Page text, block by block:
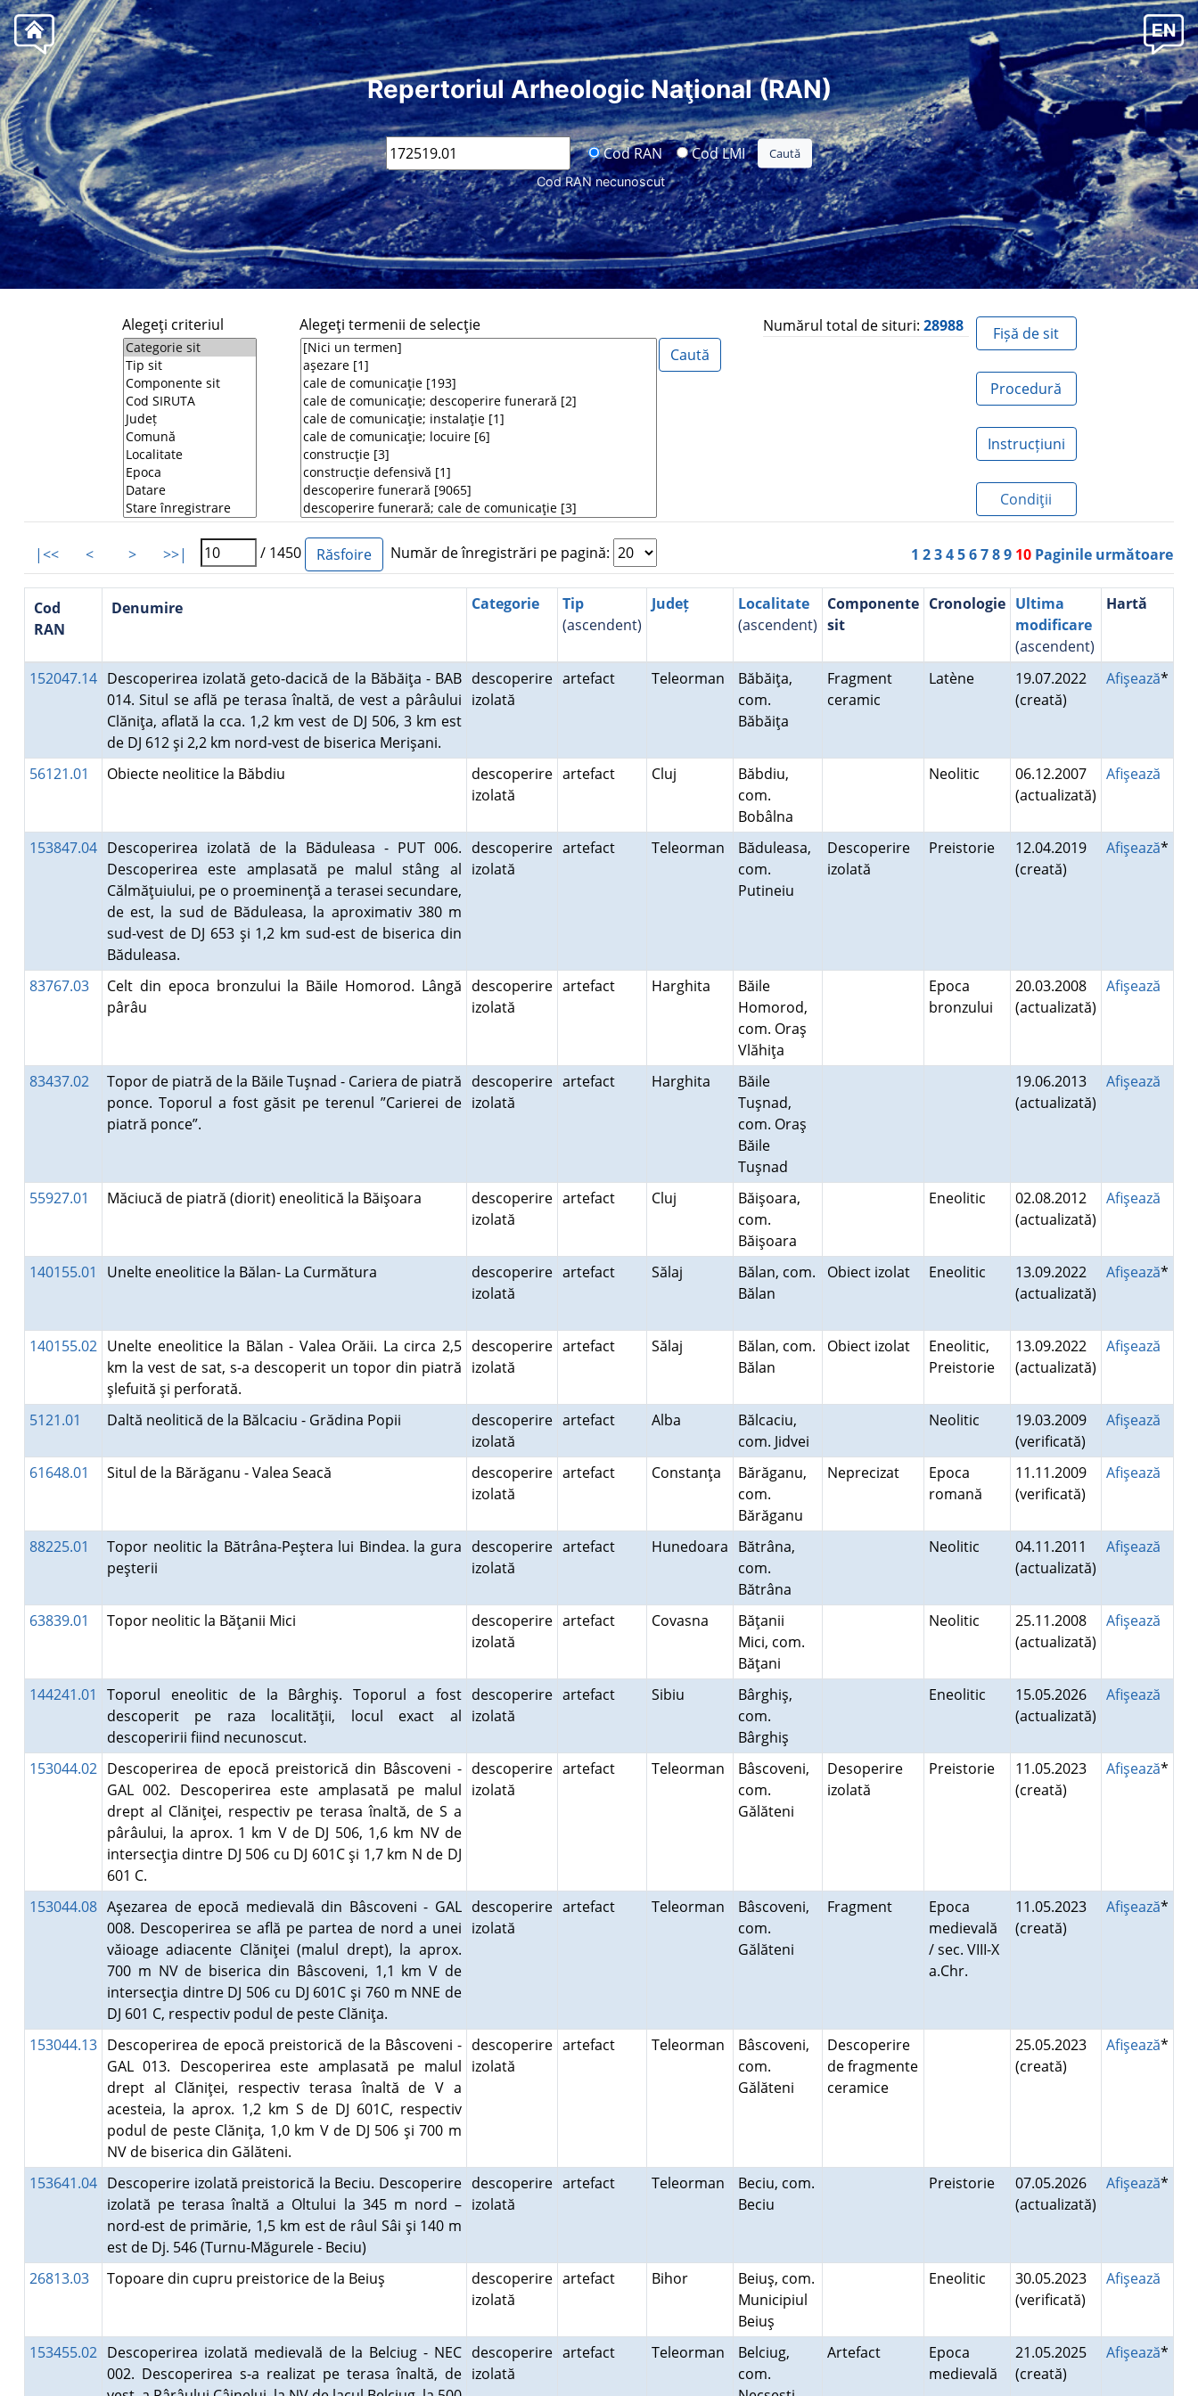
Repertoriul Arheologic Naţional (RAN)
Cod RAN Cod LMI
Cod RAN necunoscut
Alegeţi criteriul Alegeţi termenii de selecţie Numărul total de situri: 28988 Fișă de sit
Procedură
Instrucțiuni
Condiţii
|<< < > >>| / 1450 Număr de înregistrări pe pagină: 1 23456789 10 Paginile următoare
Cod
RAN
Denumire Categorie
Tip
(ascendent)
Județ
Localitate
(ascendent)
Componente
sit
Cronologie Ultima
modificare
(ascendent)
Hartă
152047.14 Descoperirea izolată geto-dacică de la Băbăiţa - BAB
014. Situl se află pe terasa înaltă, de vest a pârâului
Clăniţa, aflată la cca. 1,2 km vest de DJ 506, 3 km est
de DJ 612 şi 2,2 km nord-vest de biserica Merişani.
descoperire
izolată
artefact Teleorman
Băbăiţa,
com.
Băbăiţa
Fragment
ceramic
Latène
19.07.2022
(creată)
Afişează*
56121.01 Obiecte neolitice la Băbdiu
descoperire
izolată
artefact Cluj
Băbdiu,
com.
Bobâlna
Neolitic
06.12.2007
(actualizată)
Afişează
153847.04 Descoperirea izolată de la Băduleasa - PUT 006.
Descoperirea este amplasată pe malul stâng al
Călmăţuiului, pe o proeminenţă a terasei secundare,
de est, la sud de Băduleasa, la aproximativ 380 m
sud-vest de DJ 653 şi 1,2 km sud-est de biserica din
Băduleasa.
descoperire
izolată
artefact Teleorman
Băduleasa,
com.
Putineiu
Descoperire
izolată
Preistorie
12.04.2019
(creată)
Afişează*
83767.03
Celt din epoca bronzului la Băile Homorod. Lângă
pârâu
descoperire
izolată
artefact Harghita
Băile
Homorod,
com. Oraş
Vlăhiţa
Epoca
bronzului
20.03.2008
(actualizată)
Afişează
83437.02
Topor de piatră de la Băile Tuşnad - Cariera de piatră
ponce. Toporul a fost găsit pe terenul ”Carierei de
piatră ponce”.
descoperire
izolată
artefact Harghita
Băile
Tuşnad,
com. Oraş
Băile
Tuşnad
19.06.2013
(actualizată)
Afişează
55927.01 Măciucă de piatră (diorit) eneolitică la Băişoara
descoperire
izolată
artefact Cluj
Băişoara,
com.
Băişoara
Eneolitic
02.08.2012
(actualizată)
Afişează
140155.01 Unelte eneolitice la Bălan- La Curmătura
descoperire
izolată
artefact Sălaj
Bălan, com.
Bălan
Obiect izolat Eneolitic
13.09.2022
(actualizată)
Afişează*
140155.02 Unelte eneolitice la Bălan - Valea Orăii. La circa 2,5
km la vest de sat, s-a descoperit un topor din piatră
şlefuită şi perforată.
descoperire
izolată
artefact Sălaj
Bălan, com.
Bălan
Obiect izolat
Eneolitic,
Preistorie
13.09.2022
(actualizată)
Afişează
5121.01 Daltă neolitică de la Bălcaciu - Grădina Popii
descoperire
izolată
artefact Alba
Bălcaciu,
com. Jidvei
Neolitic
19.03.2009
(verificată)
Afişează
61648.01 Situl de la Bărăganu - Valea Seacă
descoperire
izolată
artefact Constanţa
Bărăganu,
com.
Bărăganu
Neprecizat
Epoca
romană
11.11.2009
(verificată)
Afişează
88225.01
Topor neolitic la Bătrâna-Peştera lui Bindea. la gura
peşterii
descoperire
izolată
artefact Hunedoara Bătrâna,
com.
Bătrâna
Neolitic
04.11.2011
(actualizată)
Afişează
63839.01 Topor neolitic la Băţanii Mici
descoperire
izolată
artefact Covasna
Băţanii
Mici, com.
Băţani
Neolitic
25.11.2008
(actualizată)
Afişează
144241.01
Toporul eneolitic de la Bârghiş. Toporul a fost
descoperit pe raza localităţii, locul exact al
descoperirii fiind necunoscut.
descoperire
izolată
artefact Sibiu
Bârghiş,
com.
Bârghiş
Eneolitic
15.05.2026
(actualizată)
Afişează
153044.02 Descoperirea de epocă preistorică din Bâscoveni -
GAL 002. Descoperirea este amplasată pe malul
drept al Clăniţei, respectiv pe terasa înaltă, de S a
pârâului, la aprox. 1 km V de DJ 506, 1,6 km NV de
intersecţia dintre DJ 506 cu DJ 601C şi 1,7 km N de DJ
601 C.
descoperire
izolată
artefact Teleorman
Bâscoveni,
com.
Gălăteni
Desoperire
izolată
Preistorie
11.05.2023
(creată)
Afişează*
153044.08 Aşezarea de epocă medievală din Bâscoveni - GAL
008. Descoperirea se află pe partea de nord a unei
văioage adiacente Clăniţei (malul drept), la aprox.
700 m NV de biserica din Bâscoveni, 1,1 km V de
intersecţia dintre DJ 506 cu DJ 601C şi 760 m NNE de
DJ 601 C, respectiv podul de peste Clăniţa.
descoperire
izolată
artefact Teleorman
Bâscoveni,
com.
Gălăteni
Fragment
Epoca
medievală
/ sec. VIII-X
a.Chr.
11.05.2023
(creată)
Afişează*
153044.13 Descoperirea de epocă preistorică de la Bâscoveni -
GAL 013. Descoperirea este amplasată pe malul
drept al Clăniţei, respectiv terasa înaltă de V a
acesteia, la aprox. 1,2 km S de DJ 601C, respectiv
podul de peste Clăniţa, 1,0 km V de DJ 506 şi 700 m
NV de biserica din Gălăteni.
descoperire
izolată
artefact Teleorman
Bâscoveni,
com.
Gălăteni
Descoperire
de fragmente
ceramice
25.05.2023
(creată)
Afişează*
153641.04 Descoperire izolată preistorică la Beciu. Descoperire
izolată pe terasa înaltă a Oltului la 345 m nord –
nord-est de primărie, 1,5 km est de râul Sâi şi 140 m
est de Dj. 546 (Turnu-Măgurele - Beciu)
descoperire
izolată
artefact Teleorman
Beciu, com.
Beciu
Preistorie
07.05.2026
(actualizată)
Afişează*
26813.03 Topoare din cupru preistorice de la Beiuş
descoperire
izolată
artefact Bihor
Beiuş, com.
Municipiul
Beiuş
Eneolitic
30.05.2023
(verificată)
Afişează
153455.02 Descoperirea izolată medievală de la Belciug - NEC
002. Descoperirea s-a realizat pe terasa înaltă, de
descoperire
izolată
artefact Teleorman
Belciug,
com.
Artefact
Epoca
medievală
21.05.2025
(creată)
Afişează*